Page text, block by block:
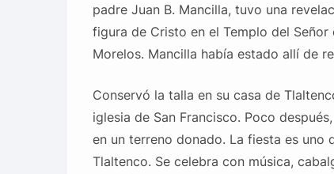
padre Juan B. Mancilla, tuvo una
figura de Cristo en el Templo del
Morelos. Mancilla había estado allí de
Conservó la talla en su casa de
iglesia de San Francisco. Poco
en un terreno donado. La fiesta es
Tlaltenco. Se celebra con música,